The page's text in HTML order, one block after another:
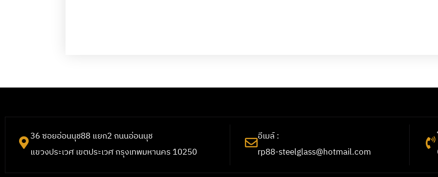
36 ซอยอ่อนนุช88 แยก2 ถนนอ่อนนุช
แขวงประเวศ เขตประเวศ กรุงเทพมหานคร 10250
อีเมล์ :
rp88-steelglass@hotmail.com